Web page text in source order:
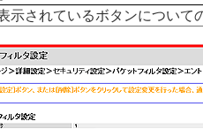
されているボタンについて